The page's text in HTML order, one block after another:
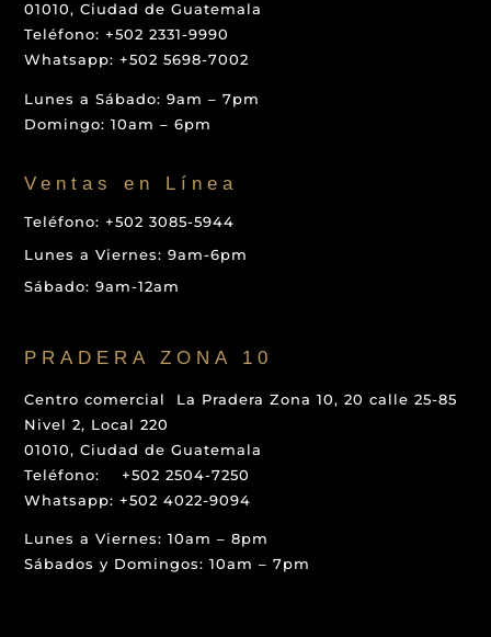
01010, Ciudad de Guatemala
Teléfono: +502 2331-9990
Whatsapp: +502 5698-7002
Lunes a Sábado: 9am – 7pm
Domingo: 10am – 6pm
Ventas en Línea
Teléfono: +502 3085-5944
Lunes a Viernes: 9am-6pm
Sábado: 9am-12am
PRADERA ZONA 10
Centro comercial La Pradera Zona 10, 20 calle 25-85
Nivel 2, Local 220
01010, Ciudad de Guatemala
Teléfono: +502 2504-7250
Whatsapp: +502 4022-9094
Lunes a Viernes: 10am – 8pm
Sábados y Domingos: 10am – 7pm